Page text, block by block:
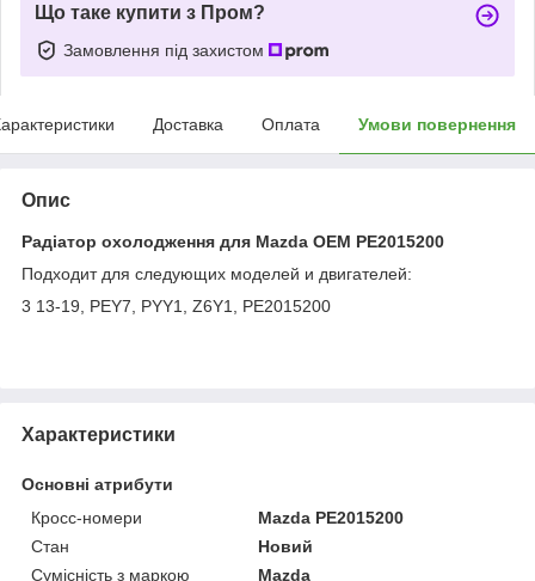
Що таке купити з Пром?
Замовлення під захистом
Доставка Оплата Умови повернення
Опис
Радіатор охолодження для Mazda OEM PE2015200
Подходит для следующих моделей и двигателей:
3 13-19, PEY7, PYY1, Z6Y1, PE2015200
Характеристики
Основні атрибути
Кросс-номери
Mazda PE2015200
Стан
Новий
Сумісність з маркою
Mazda